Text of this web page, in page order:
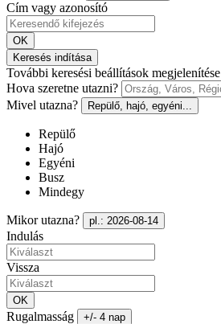
Cím vagy azonosító
OK
Keresés indítása
További keresési beállítások megjelenítése
Hova szeretne utazni?
Mivel utazna?
Repülő, hajó, egyéni...
Repülő
Hajó
Egyéni
Busz
Mindegy
Mikor utazna? pl.: 2026-08-14
Indulás
Vissza
OK
Rugalmasság +/- 4 nap